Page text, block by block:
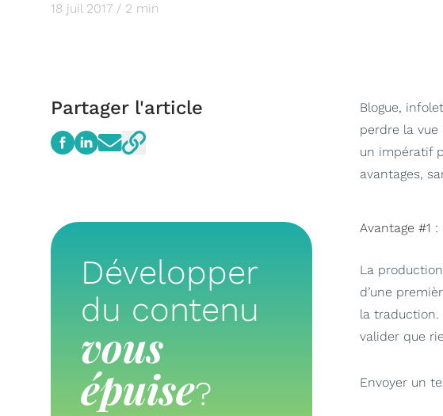
18 juil 2017 / 2 min
Partager l'article
Développer
du contenu
vous
épuise?
Blogue,
perdre la
un impératif
avantages,
Avantage #1
La
d’une
la traduction.
valider que
Envoyer un